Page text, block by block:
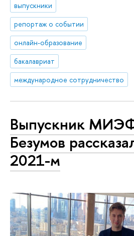
выпускники
репортаж о событии
онлайн-образование
бакалавриат
международное сотрудничество
Выпускник
Безумов
2021-м